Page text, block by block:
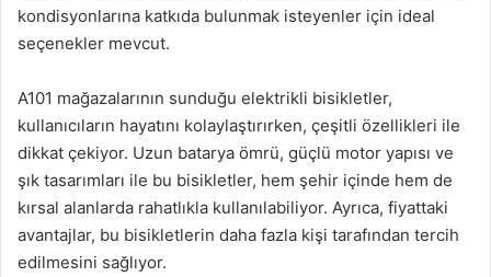
kondisyonlarına katkıda bulunmak isteyenler için ideal
seçenekler mevcut.
A101 mağazalarının sunduğu elektrikli bisikletler,
kullanıcıların hayatını kolaylaştırırken, çeşitli özellikleri ile
dikkat çekiyor. Uzun batarya ömrü, güçlü motor yapısı ve
şık tasarımları ile bu bisikletler, hem şehir içinde hem de
kırsal alanlarda rahatlıkla kullanılabiliyor. Ayrıca, fiyattaki
avantajlar, bu bisikletlerin daha fazla kişi tarafından tercih
edilmesini sağlıyor.